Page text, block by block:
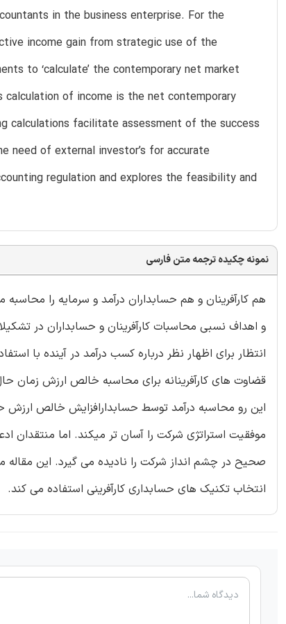
in the business enterprise. For the
income gain from strategic use of the
to ‘calculate’ the contemporary net market
calculation of income is the net contemporary
calculations facilitate assessment of the success
need of external investor’s for accurate
regulation and explores the feasibility and
نمونه چکیده ترجمه متن فارسی
هم کارآفرینان و هم حسابداران درآمد و سرمایه را محاسبه
و اهداف نسبی محاسبات کارآفرینان و حسابداران در
انتظار برای اظهار نظر درباره کسب درآمد در آینده با
قضاوت های کارآفرینانه برای محاسبه خالص ارزش زمان
این رو محاسبه درآمد توسط حسابدارافزایش خالص ارزش
موفقیت استراتژی شرکت را آسان تر میکند. اما منتقدان
صحیح در چشم انداز شرکت را نادیده می گیرد. این
انتخاب تکنیک های حسابداری کارآفرینی استفاده می کند.